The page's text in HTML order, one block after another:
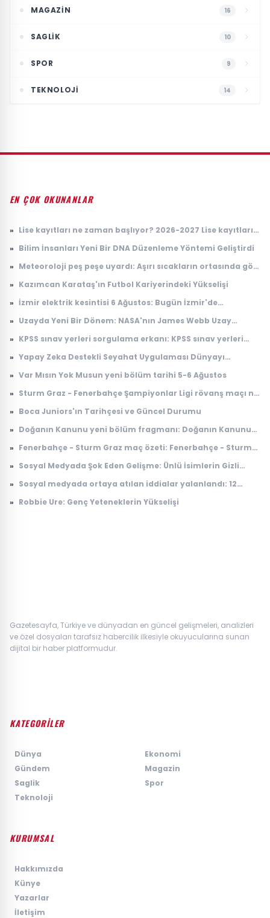
MAGAZIN 16
SAGLIK 10
SPOR 9
TEKNOLOJI 14
EN ÇOK OKUNANLAR
» Lise kayıtları ne zaman başlıyor? 2026-2027 Lise kayıtları
» Bilim İnsanları Yeni Bir DNA Düzenleme Yöntemi Geliştirdi
» Meteoroloji peş peşe uyardı: Aşırı sıcakların ortasında gök
» Kazımcan Karataş'ın Futbol Kariyerindeki Yükselişi
» İzmir elektrik kesintisi 6 Ağustos: Bugün İzmir'de
listesi duyuruldu
» Uzayda Yeni Bir Dönem: NASA'nın James Webb Uzay
» KPSS sınav yerleri sorgulama erkanı: KPSS sınav yerleri
» Yapay Zeka Destekli Seyahat Uygulaması Dünyayı
» Var Mısın Yok Musun yeni bölüm tarihi 5-6 Ağustos
» Sturm Graz - Fenerbahçe Şampiyonlar Ligi rövanş maçı ne
» Boca Juniors'ın Tarihçesi ve Güncel Durumu
» Doğanın Kanunu yeni bölüm fragmanı: Doğanın Kanunu
yayınlanacak?
» Fenerbahçe - Sturm Graz maç özeti: Fenerbahçe - Sturm
» Sosyal Medyada Şok Eden Gelişme: Ünlü İsimlerin Gizli
» Sosyal medyada ortaya atılan iddialar yalanlandı: 12
» Robbie Ure: Genç Yeteneklerin Yükselişi
Gazetesayfa, Türkiye ve dünyadan en güncel gelişmeleri, analizleri
ve özel dosyaları tarafsız habercilik ilkesiyle okuyucularına sunan
dijital bir haber platformudur.
KATEGORİLER
Dünya
Ekonomi
Gündem
Magazin
Saglik
Spor
Teknoloji
KURUMSAL
Hakkımızda
Künye
Yazarlar
İletişim